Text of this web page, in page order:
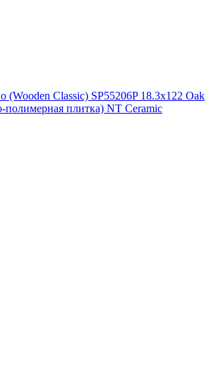
(Wooden Classic) SP55206P 18.3х122 Oak
полимерная плитка) NT Ceramic